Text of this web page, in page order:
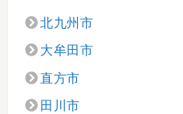
北九州市
大牟田市
直方市
田川市